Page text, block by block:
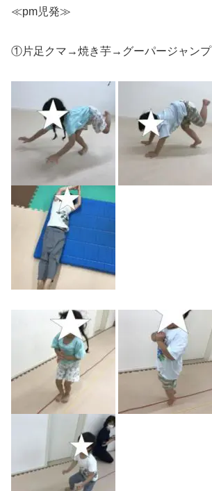
≪pm児発≫
①片足クマ→焼き芋→グーパージャンプ